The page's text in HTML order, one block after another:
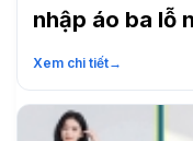
nhập áo ba lỗ
Xem chi tiết→